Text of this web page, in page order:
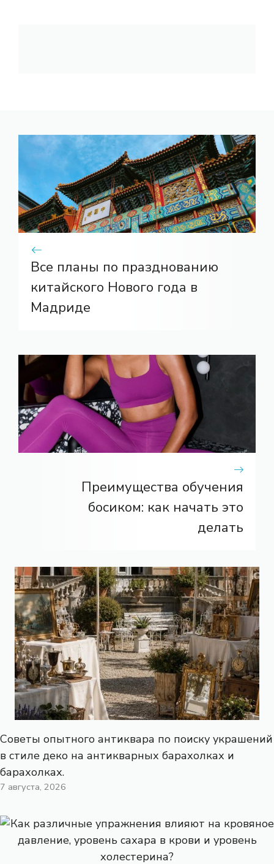
Все планы по празднованию
китайского Нового года в
Мадриде
Преимущества обучения
босиком: как начать это
делать
Советы опытного антиквара по поиску украшений
в стиле деко на антикварных барахолках и
барахолках.
7 августа, 2026